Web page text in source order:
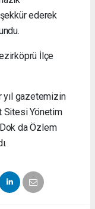
ederek
İlçe
yıl gazetemizin
Sitesi Yönetim
da Özlem